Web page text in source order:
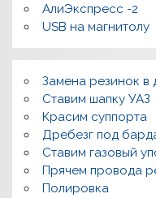
АлиЭкспресс -2
USB на магнитолу
Замена резинок в
Ставим шапку УАЗ
Красим суппорта
Дребезг под
Ставим газовый
Прячем провода
Полировка